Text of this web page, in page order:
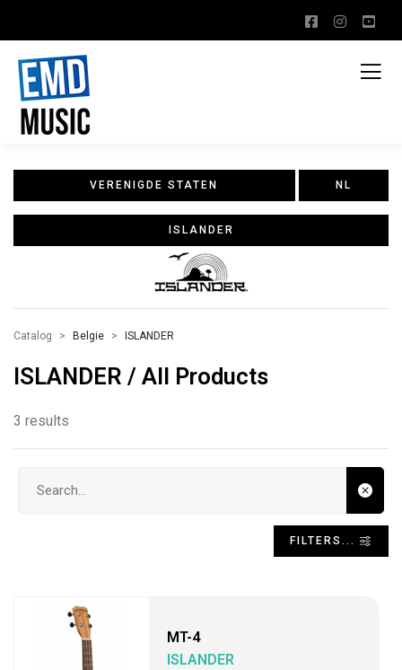
VERENIGDE STATEN NL
ISLANDER
Catalog Belgie ISLANDER
ISLANDER / All Products
3 results
FILTERS...
MT-4
ISLANDER